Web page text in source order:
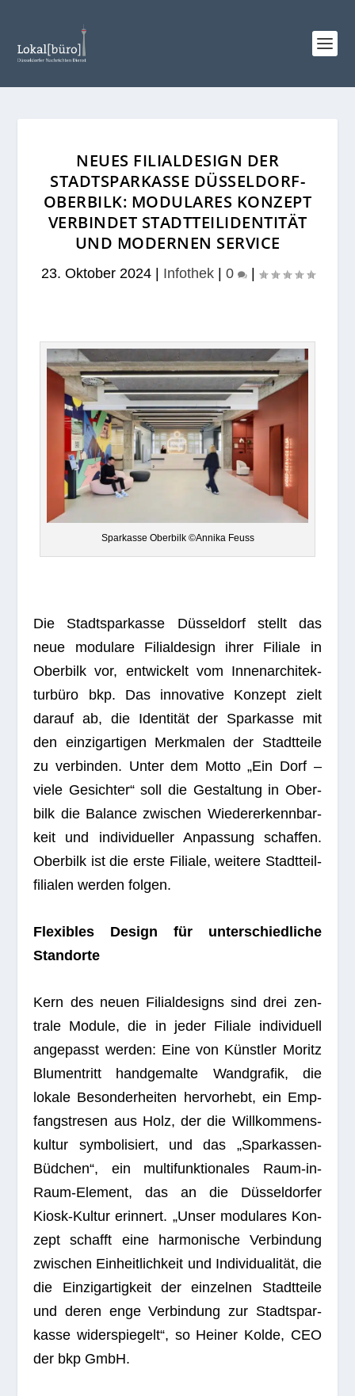
NEUES FILIALDESIGN DER
STADTSPARKASSE DÜSSELDORF-
OBERBILK: MODULARES KONZEPT
VERBINDET STADTTEILIDENTITÄT
UND MODERNEN SERVICE
23. Oktober 2024| Infothek| 0 |
Spar­kasse Ober­bilk ©Annika Feuss
Die Stadt­spar­kasse Düs­sel­dorf stellt das
neue modu­lare Fili­al­de­sign ihrer Filiale in
Ober­bilk vor, ent­wi­ckelt vom Innen­ar­chi­tek­
tur­büro bkp. Das inno­va­tive Kon­zept zielt
dar­auf ab, die Iden­ti­tät der Spar­kasse mit
den ein­zig­ar­ti­gen Merk­ma­len der Stadt­teile
zu ver­bin­den. Unter dem Motto „Ein Dorf –
viele Gesich­ter“ soll die Gestal­tung in Ober­
bilk die Balance zwi­schen Wie­der­erkenn­bar­
keit und indi­vi­du­el­ler Anpas­sung schaf­fen.
Ober­bilk ist die erste Filiale, wei­tere Stadt­teil­
fi­lia­len wer­den folgen.
Fle­xi­bles Design für unter­schied­li­che
Standorte
Kern des neuen Fili­al­de­signs sind drei zen­
trale Module, die in jeder Filiale indi­vi­du­ell
ange­passt wer­den: Eine von Künst­ler Moritz
Blu­men­tritt hand­ge­malte Wand­gra­fik, die
lokale Beson­der­hei­ten her­vor­hebt, ein Emp­
fangs­tre­sen aus Holz, der die Will­kom­mens­
kul­tur sym­bo­li­siert, und das „Spar­kas­sen-
Büd­chen“, ein mul­ti­funk­tio­na­les Raum-in-
Raum-Ele­ment, das an die Düs­sel­dor­fer
Kiosk-Kul­tur erin­nert. „Unser modu­la­res Kon­
zept schafft eine har­mo­ni­sche Ver­bin­dung
zwi­schen Ein­heit­lich­keit und Indi­vi­dua­li­tät, die
die Ein­zig­ar­tig­keit der ein­zel­nen Stadt­teile
und deren enge Ver­bin­dung zur Stadt­spar­
kasse wider­spie­gelt“, so Hei­ner Kolde, CEO
der bkp GmbH.